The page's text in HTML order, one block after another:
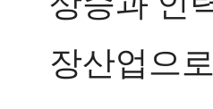
장산업으